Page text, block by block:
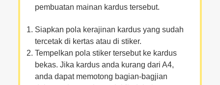
pembuatan mainan kardus tersebut.
Siapkan pola kerajinan kardus yang sudah
tercetak di kertas atau di stiker.
Tempelkan pola stiker tersebut ke kardus
bekas. Jika kardus anda kurang dari A4,
anda dapat memotong bagian-bagjian